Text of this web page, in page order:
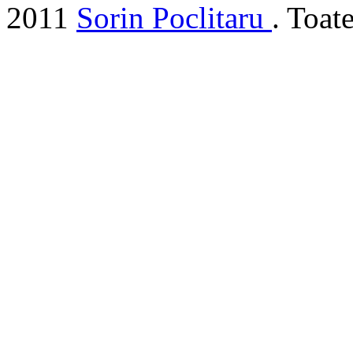
2011 Sorin Poclitaru .